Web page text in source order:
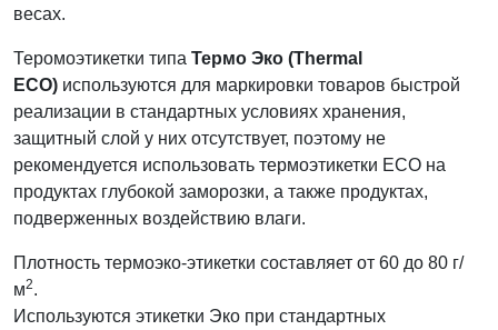
весах.
Теромоэтикетки типа Термо Эко (Thermal
ECO) используются для маркировки товаров быстрой
реализации в стандартных условиях хранения,
защитный слой у них отсутствует, поэтому не
рекомендуется использовать термоэтикетки ECO на
продуктах глубокой заморозки, а также продуктах,
подверженных воздействию влаги.
Плотность термоэко-этикетки составляет от 60 до 80 г/
м2.
Используются этикетки Эко при стандартных